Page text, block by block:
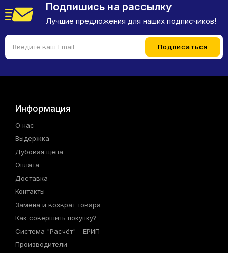
Подпишись на рассылку
Лучшие предложения для наших подписчиков!
Информация
О нас
Выдержка
Дубовая щепа
Оплата
Доставка
Контакты
Замена и возврат товара
Как совершить покупку?
Система "Расчёт" - ЕРИП
Производители